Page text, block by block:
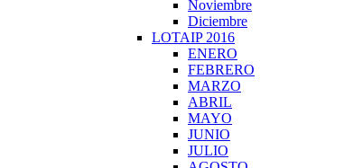
Noviembre
Diciembre
LOTAIP 2016
ENERO
FEBRERO
MARZO
ABRIL
MAYO
JUNIO
JULIO